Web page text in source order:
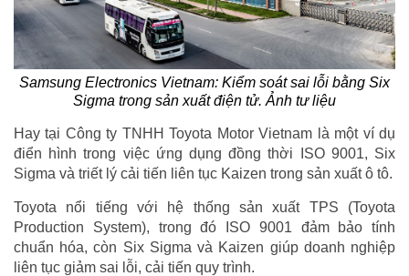
Samsung Electronics Vietnam: Kiểm soát sai lỗi bằng Six
Sigma trong sản xuất điện tử. Ảnh tư liệu
Hay tại Công ty TNHH Toyota Motor Vietnam là một ví dụ
điển hình trong việc ứng dụng đồng thời ISO 9001, Six
Sigma và triết lý cải tiến liên tục Kaizen trong sản xuất ô tô.
Toyota nổi tiếng với hệ thống sản xuất TPS (Toyota
Production System), trong đó ISO 9001 đảm bảo tính
chuẩn hóa, còn Six Sigma và Kaizen giúp doanh nghiệp
liên tục giảm sai lỗi, cải tiến quy trình.